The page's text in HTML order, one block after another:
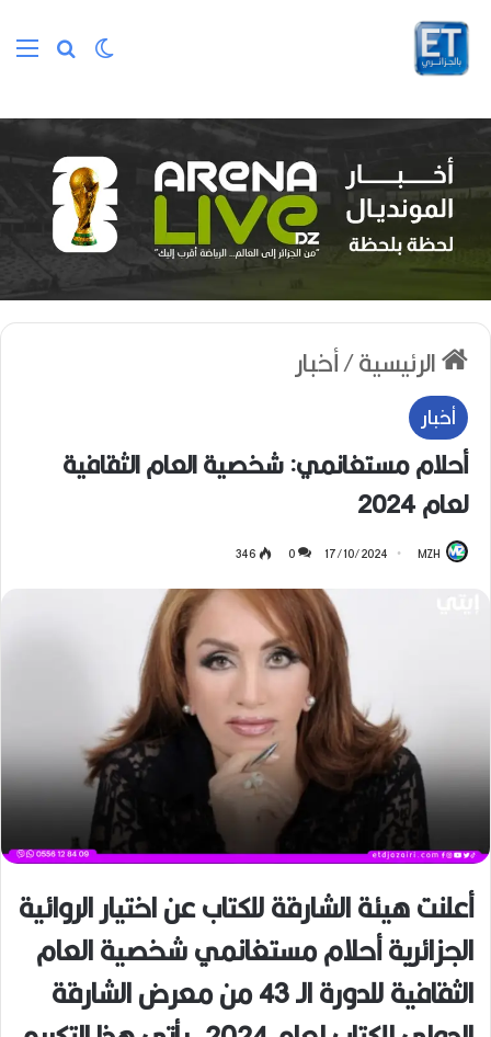
بحث عن
الوضع المظلم
الرئيسية/أخبار
أخبار
أحلام مستغانمي: شخصية العام الثقافية
لعام 2024
MZH
17/10/2024
0
346
أعلنت هيئة الشارقة للكتاب عن اختيار الروائية
الجزائرية أحلام مستغانمي شخصية العام
الثقافية للدورة الـ 43 من معرض الشارقة